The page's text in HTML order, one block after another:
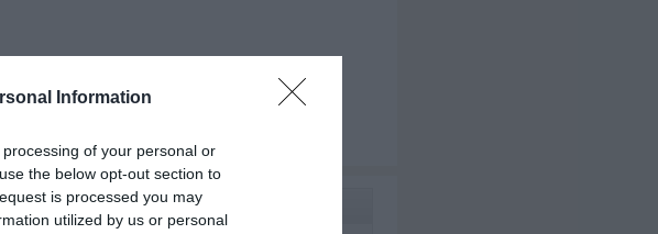
Information
of your personal or
the below opt-out section to
is processed you may
utilized by us or personal